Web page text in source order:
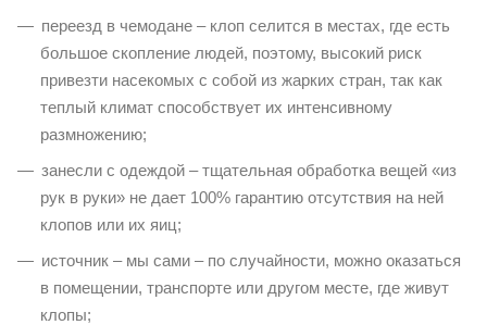
переезд в чемодане – клоп селится в местах, где есть
большое скопление людей, поэтому, высокий риск
привезти насекомых с собой из жарких стран, так как
теплый климат способствует их интенсивному
размножению;
занесли с одеждой – тщательная обработка вещей «из
рук в руки» не дает 100% гарантию отсутствия на ней
клопов или их яиц;
источник – мы сами – по случайности, можно оказаться
в помещении, транспорте или другом месте, где живут
клопы;